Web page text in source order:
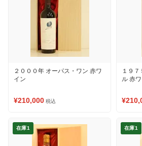
２０００年 オーパス・ワン 赤ワ
イン
¥210,000 税込
１９
ル 赤
在庫1 在庫1